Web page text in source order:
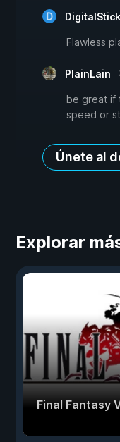
Flawless
PlainLain
be great if
speed or
Únete al
Explorar
Final Fantasy